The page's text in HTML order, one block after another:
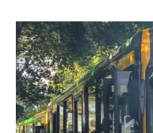
Rodoviários
rejeitam
proposta
do
Rio